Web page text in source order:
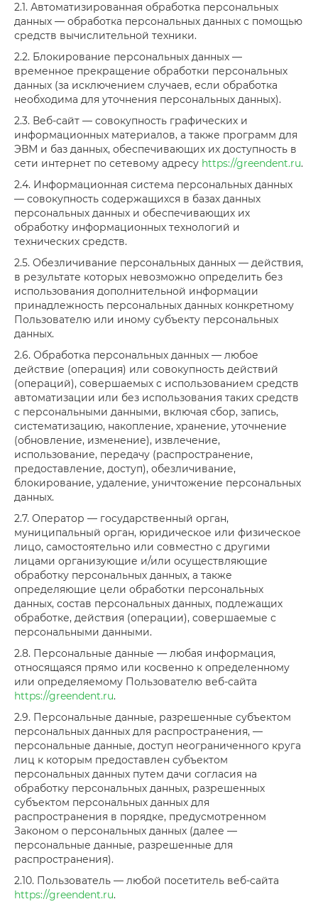
2.1. Автоматизированная обработка персональных
данных — обработка персональных данных с помощью
средств вычислительной техники.
2.2. Блокирование персональных данных —
временное прекращение обработки персональных
данных (за исключением случаев, если обработка
необходима для уточнения персональных данных).
2.3. Веб-сайт — совокупность графических и
информационных материалов, а также программ для
ЭВМ и баз данных, обеспечивающих их доступность в
сети интернет по сетевому адресу https://greendent.ru.
2.4. Информационная система персональных данных
— совокупность содержащихся в базах данных
персональных данных и обеспечивающих их
обработку информационных технологий и
технических средств.
2.5. Обезличивание персональных данных — действия,
в результате которых невозможно определить без
использования дополнительной информации
принадлежность персональных данных конкретному
Пользователю или иному субъекту персональных
данных.
2.6. Обработка персональных данных — любое
действие (операция) или совокупность действий
(операций), совершаемых с использованием средств
автоматизации или без использования таких средств
с персональными данными, включая сбор, запись,
систематизацию, накопление, хранение, уточнение
(обновление, изменение), извлечение,
использование, передачу (распространение,
предоставление, доступ), обезличивание,
блокирование, удаление, уничтожение персональных
данных.
2.7. Оператор — государственный орган,
муниципальный орган, юридическое или физическое
лицо, самостоятельно или совместно с другими
лицами организующие и/или осуществляющие
обработку персональных данных, а также
определяющие цели обработки персональных
данных, состав персональных данных, подлежащих
обработке, действия (операции), совершаемые с
персональными данными.
2.8. Персональные данные — любая информация,
относящаяся прямо или косвенно к определенному
или определяемому Пользователю веб-сайта
https://greendent.ru.
2.9. Персональные данные, разрешенные субъектом
персональных данных для распространения, —
персональные данные, доступ неограниченного круга
лиц к которым предоставлен субъектом
персональных данных путем дачи согласия на
обработку персональных данных, разрешенных
субъектом персональных данных для
распространения в порядке, предусмотренном
Законом о персональных данных (далее —
персональные данные, разрешенные для
распространения).
2.10. Пользователь — любой посетитель веб-сайта
https://greendent.ru.